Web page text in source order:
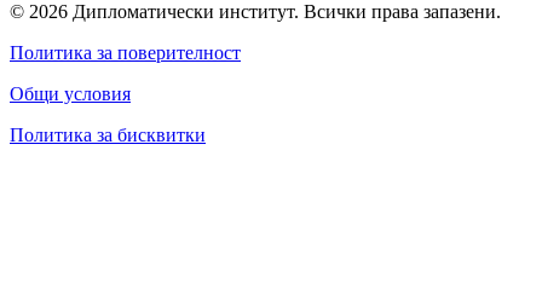
© 2026 Дипломатически институт. Всички права запазени.
Политика за поверителност
Общи условия
Политика за бисквитки